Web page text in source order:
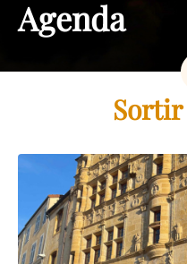
Agenda
Sortir